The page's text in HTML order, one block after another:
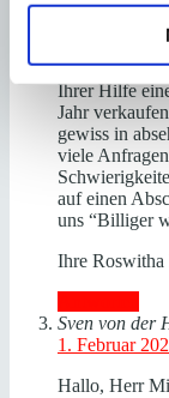
1. Februar
Es ist das
2020 kein
Ihrer Hilfe
Jahr
gewiss in
viele
auf einen
uns “Billiger
Ihre Roswitha
Sven von der
1. Februar
Hallo, Herr